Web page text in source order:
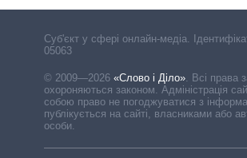
Cуб'єкт у сфері онлайн-медіа.
05063
© 2009—2026 «Слово і Діло». Всі права
охороняються законом. Адміністрація
собою право не погоджуватися з
публікується на сайті, власниками або
особи.